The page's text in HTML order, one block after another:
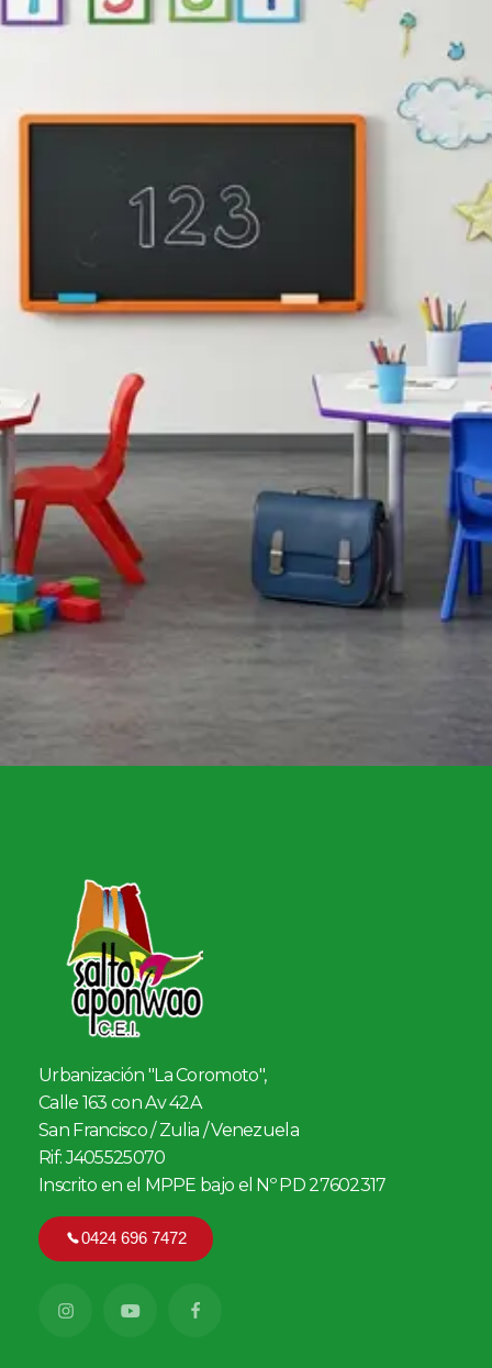
Urbanización "La Coromoto",
Calle 163 con Av 42A
San Francisco / Zulia / Venezuela
Rif: J405525070
Inscrito en el MPPE bajo el Nº PD 27602317
0424 696 7472